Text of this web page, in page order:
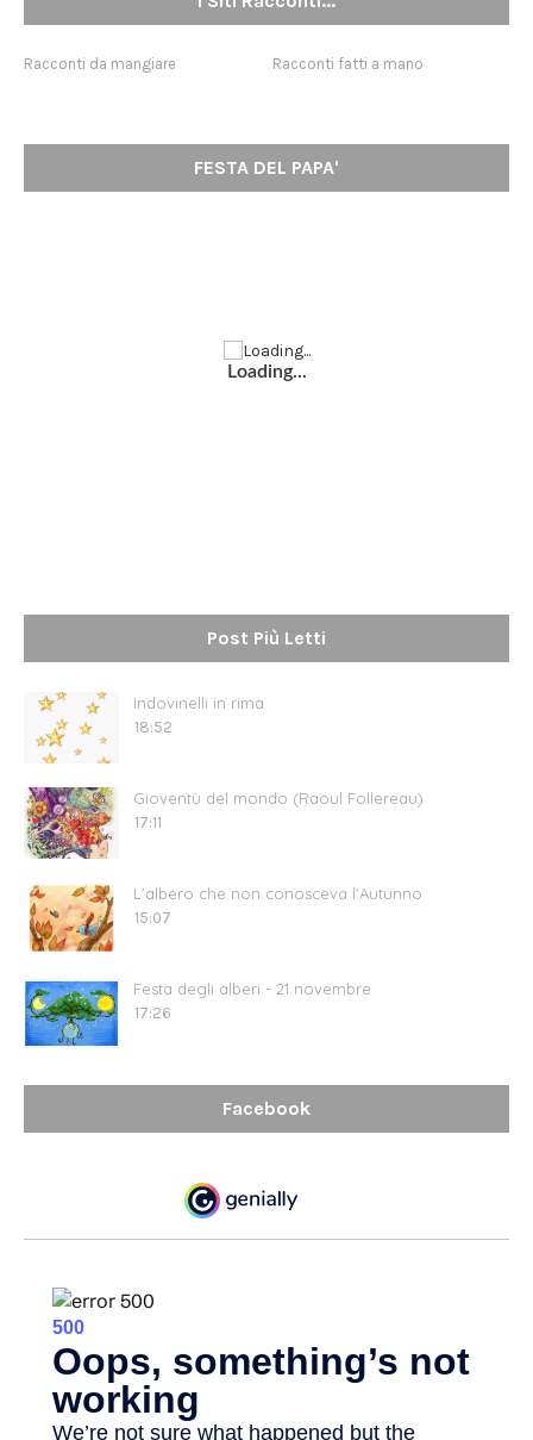
Racconti da mangiare Racconti fatti a mano
FESTA DEL PAPA'
Loading...
Post Più Letti
Indovinelli in rima
18:52
Gioventù del mondo (Raoul Follereau)
17:11
L'albero che non conosceva l'Autunno
15:07
Festa degli alberi - 21 novembre
17:26
Facebook